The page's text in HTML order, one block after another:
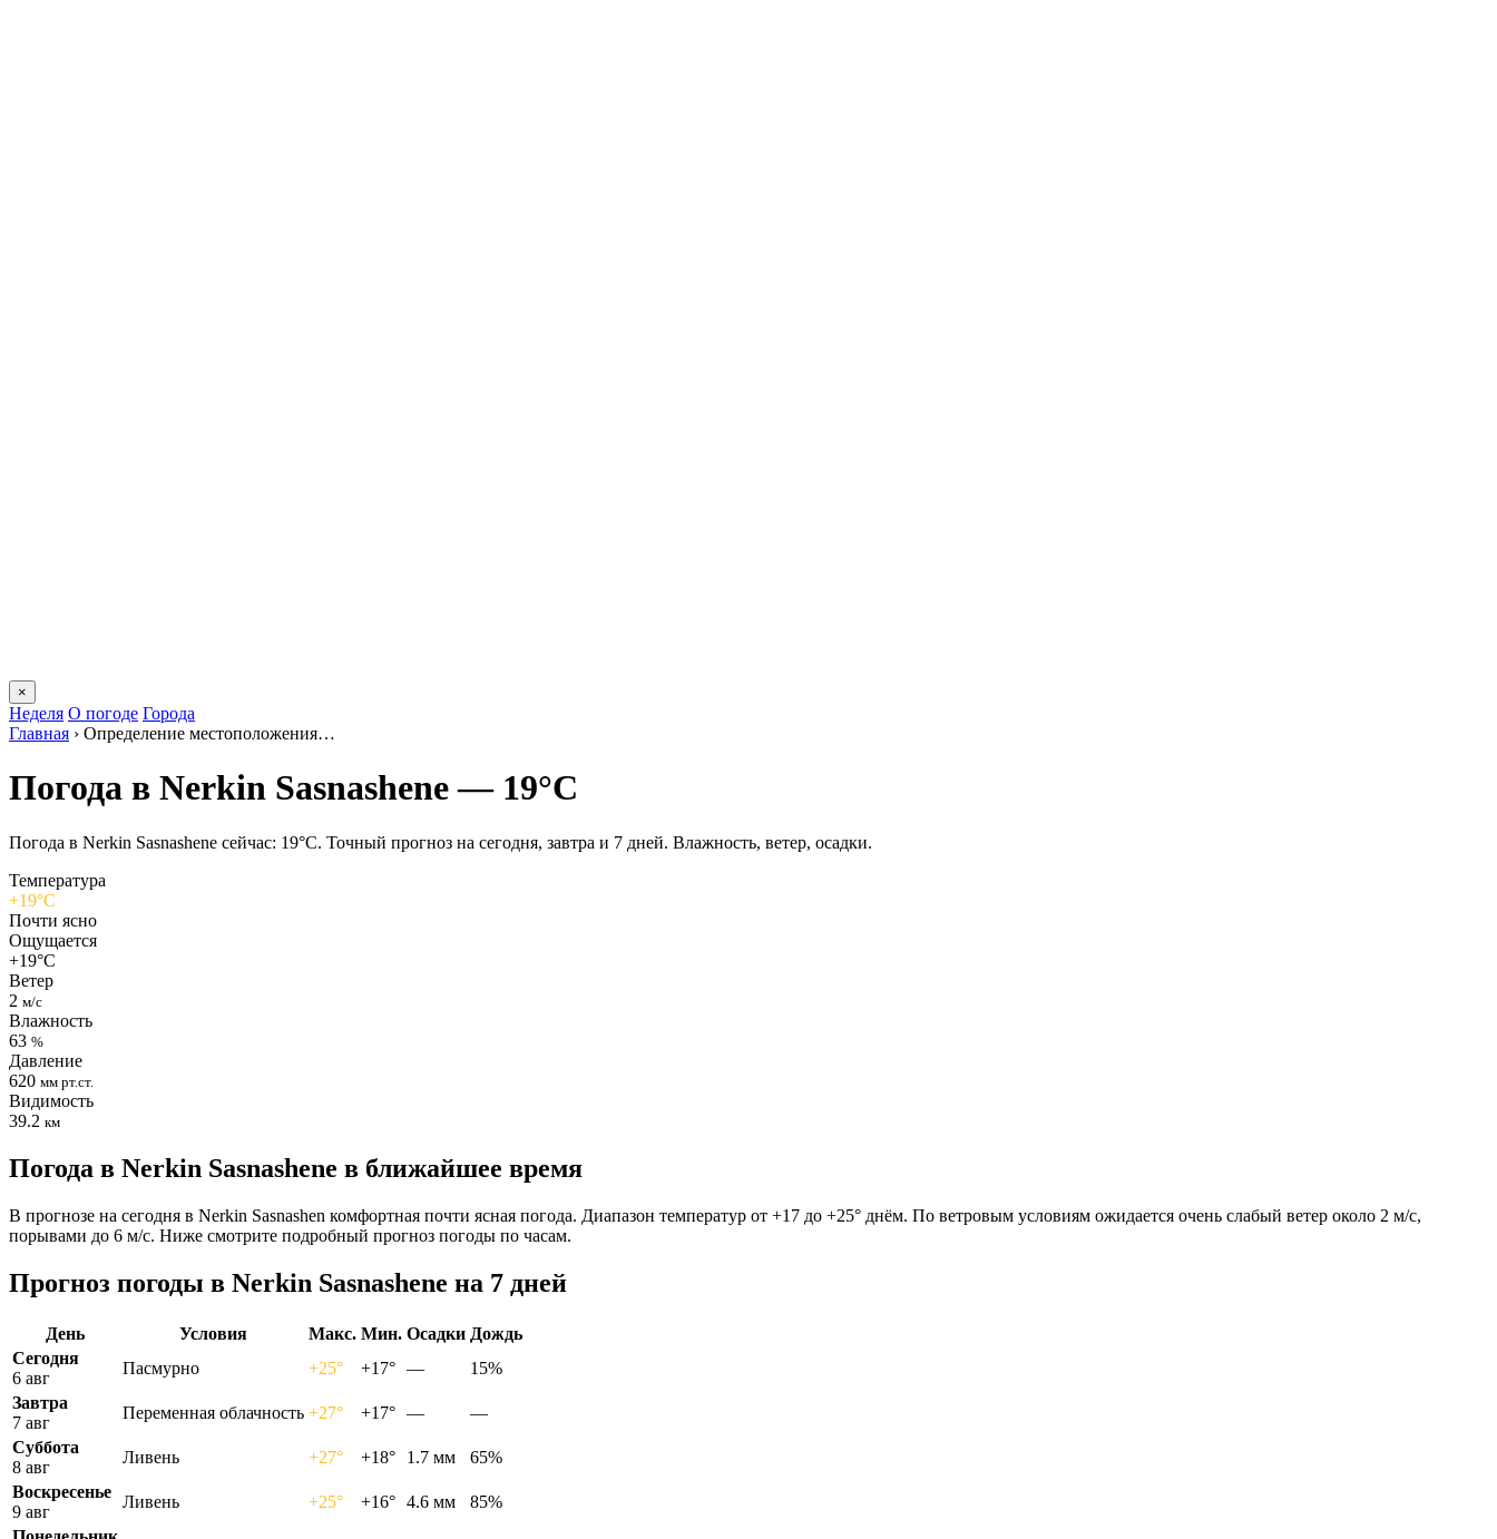
×
Неделя О погоде Города
Главная › Определение местоположения…
Погода в Nerkin Sasnashenе — 19°C
Погода в Nerkin Sasnashenе сейчас: 19°C. Точный прогноз на сегодня, завтра и 7 дней. Влажность, ветер, осадки.
Температура
+19°C
Почти ясно
Ощущается
+19°C
Ветер
2 м/с
Влажность
63 %
Давление
620 мм рт.ст.
Видимость
39.2 км
Погода в Nerkin Sasnashenе в ближайшее время
В прогнозе на сегодня в Nerkin Sasnashen комфортная почти ясная погода. Диапазон температур от +17 до +25° днём. По ветровым условиям ожидается очень слабый ветер около 2 м/с,
порывами до 6 м/с. Ниже смотрите подробный прогноз погоды по часам.
Прогноз погоды в Nerkin Sasnashenе на 7 дней
День Условия Макс. Мин. Осадки Дождь
Сегодня
6 авг
Пасмурно +25° +17° —
15%
Завтра
7 авг
Переменная облачность +27° +17° —
—
Суббота
8 авг
Ливень +27° +18° 1.7 мм
65%
Воскресенье
9 авг
Ливень +25° +16° 4.6 мм
85%